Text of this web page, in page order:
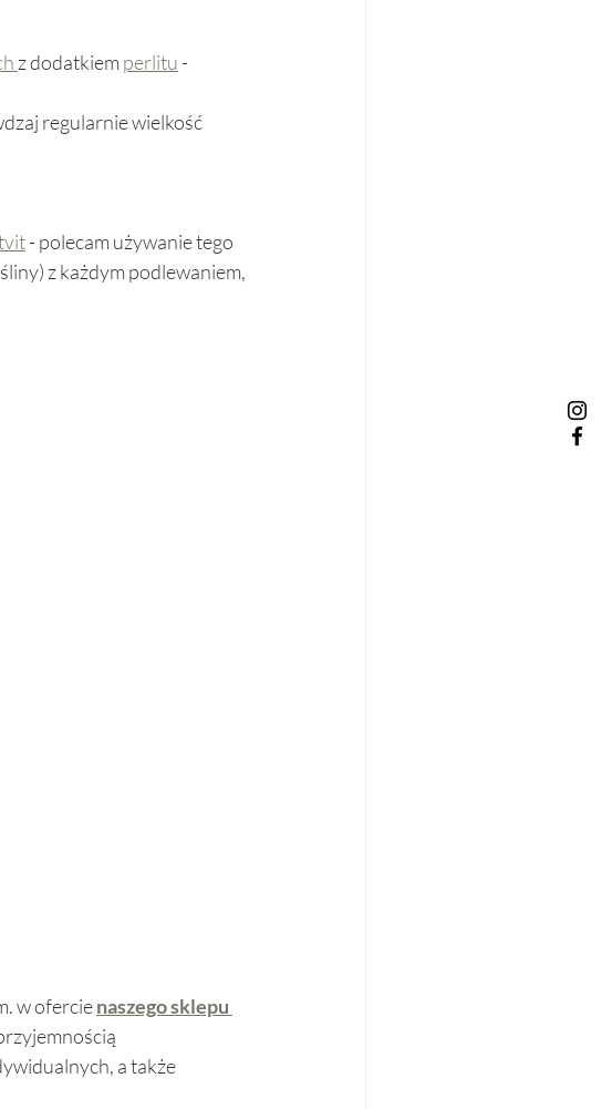
z dodatkiem perlitu -
regularnie wielkość
- polecam używanie tego
z każdym podlewaniem,
w ofercie naszego sklepu
a także